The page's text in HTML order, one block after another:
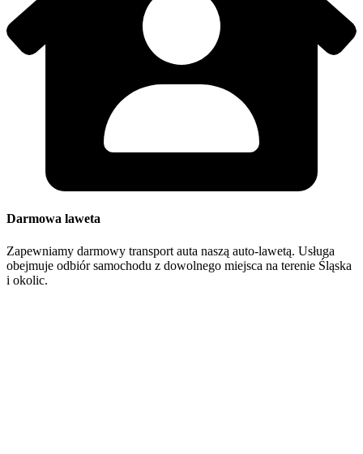
Darmowa laweta
Zapewniamy darmowy transport auta naszą auto-lawetą. Usługa
obejmuje odbiór samochodu z dowolnego miejsca na terenie Śląska
i okolic.